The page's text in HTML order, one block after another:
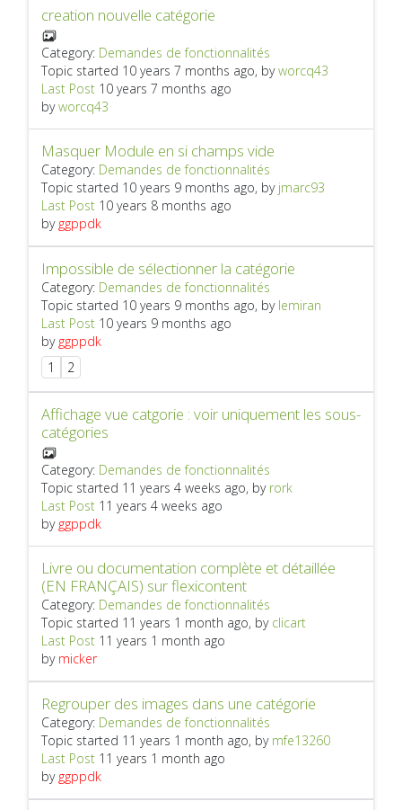
creation nouvelle catégorie
Category: Demandes de fonctionnalités
Topic started 10 years 7 months ago, byworcq43
Last Post 10 years 7 months ago
byworcq43
Masquer Module en si champs vide
Category: Demandes de fonctionnalités
Topic started 10 years 9 months ago, by jmarc93
Last Post 10 years 8 months ago
by ggppdk
Impossible de sélectionner la catégorie
Category: Demandes de fonctionnalités
Topic started 10 years 9 months ago, by lemiran
Last Post 10 years 9 months ago
by ggppdk
1
2
Affichage vue catgorie : voir uniquement les sous-
catégories
Category: Demandes de fonctionnalités
Topic started 11 years 4 weeks ago, by rork
Last Post 11 years 4 weeks ago
by ggppdk
Livre ou documentation complète et détaillée
(EN FRANÇAIS) sur flexicontent
Category: Demandes de fonctionnalités
Topic started 11 years 1 month ago, by clicart
Last Post 11 years 1 month ago
by micker
Regrouper des images dans une catégorie
Category: Demandes de fonctionnalités
Topic started 11 years 1 month ago, by mfe13260
Last Post 11 years 1 month ago
by ggppdk